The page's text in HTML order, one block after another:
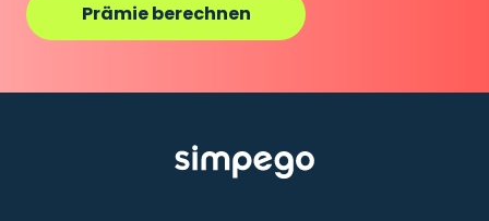
Prämie berechnen